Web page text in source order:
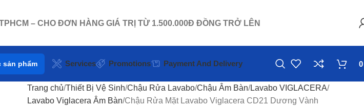
– CHO ĐƠN HÀNG GIÁ TRỊ TỪ 1.500.000Đ ĐỒNG TRỞ LÊN
sản phẩm Services Promotions Payment And Delivery
Trang chủ Thiết Bị Vệ Sinh Chậu Rửa Lavabo Chậu Âm Bàn Lavabo VIGLACERA
Lavabo Viglacera Âm Bàn Chậu Rửa Mặt Lavabo Viglacera CD21 Dương Vành